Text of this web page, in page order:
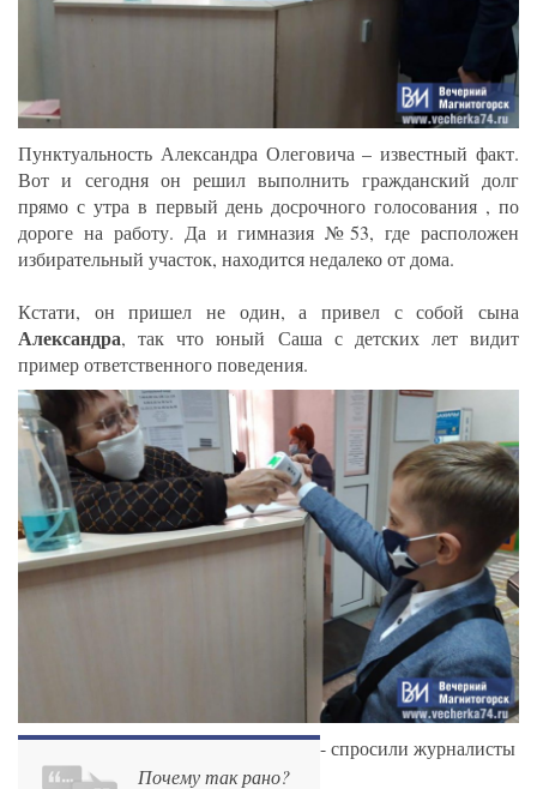
Пунктуальность Александра Олеговича – известный факт.
Вот и сегодня он решил выполнить гражданский долг
прямо с утра в первый день досрочного голосования , по
дороге на работу. Да и гимназия №53, где расположен
избирательный участок, находится недалеко от дома.
Кстати, он пришел не один, а привел с собой сына
Александра, так что юный Саша с детских лет видит
пример ответственного поведения.
Почему так рано?
- спросили журналисты